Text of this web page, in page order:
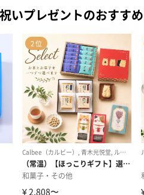
いプレゼントのおすす